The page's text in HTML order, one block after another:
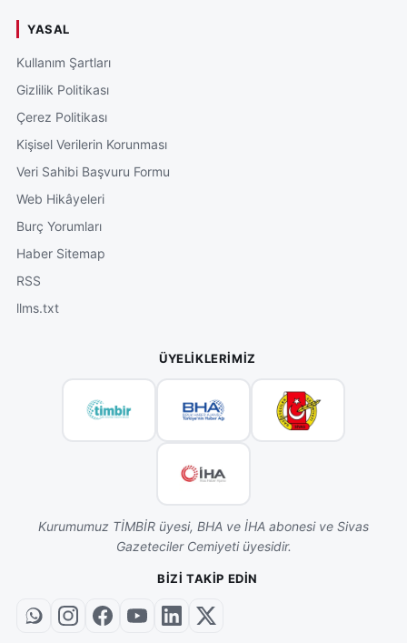
YASAL
Kullanım Şartları
Gizlilik Politikası
Çerez Politikası
Kişisel Verilerin Korunması
Veri Sahibi Başvuru Formu
Web Hikâyeleri
Burç Yorumları
Haber Sitemap
RSS
llms.txt
ÜYELIKLERIMIZ
Kurumumuz TİMBİR üyesi, BHA ve İHA abonesi ve Sivas
Gazeteciler Cemiyeti üyesidir.
BIZI TAKIP EDIN